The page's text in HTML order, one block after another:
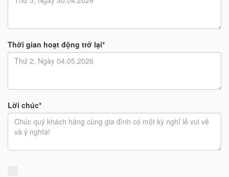
Thời gian hoạt động trở lại*
Lời chúc*